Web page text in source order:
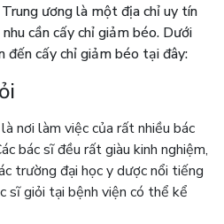
ương là một địa chỉ uy tín
cần cấy chỉ giảm béo. Dưới
đến cấy chỉ giảm béo tại đây:
nơi làm việc của rất nhiều bác
bác sĩ đều rất giàu kinh nghiệm,
trường đại học y dược nổi tiếng
sĩ giỏi tại bệnh viện có thể kể